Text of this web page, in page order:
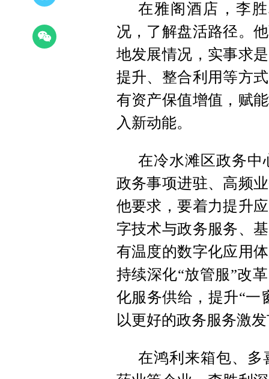
在雅阁酒店，李
况，了解盘活路径。
地发展情况，实事求
提升、整合利用等方
有资产保值增值，赋
入新动能。
在冷水滩区政务中
政务事项进驻、高频
他要求，要着力提升
字技术与政务服务、
有温度的数字化应用
持续深化“放管服”改
化服务供给，提升“一
以更好的政务服务激
在鸿利来箱包、多